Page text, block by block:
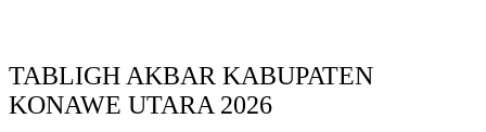
TABLIGH AKBAR KABUPATEN
KONAWE UTARA 2026